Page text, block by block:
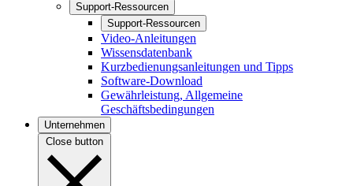
Support-Ressourcen
Support-Ressourcen
Video-Anleitungen
Wissensdatenbank
Kurzbedienungsanleitungen und Tipps
Software-Download
Gewährleistung, Allgemeine
Geschäftsbedingungen
Unternehmen
Close button